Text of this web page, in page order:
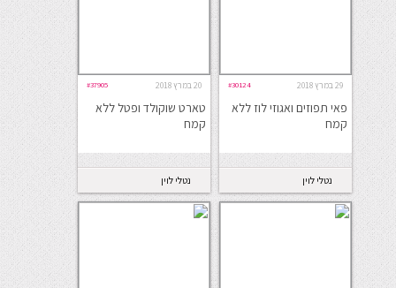
29 במרץ 2018 #30124
פאי תפוזים ואגוזי לוז ללא
קמח
נטלי לוין
20 במרץ 2018 #37905
טארט שוקולד ופטל ללא
קמח
נטלי לוין